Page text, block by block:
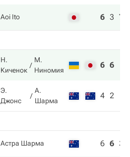
Aoi Ito 6 3 7
Н.
Киченок
М.
Ниномия
6 6
Э.
Джонс
А.
Шарма
4 2
Астра Шарма 6 6 3